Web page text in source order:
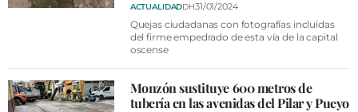
INICIAR SESIÓN
ACTUALIDADDH31/01/2024
Quejas ciudadanas con fotografías incluidas
del firme empedrado de esta vía de la capital
oscense
Monzón sustituye 600 metros de
tubería en las avenidas del Pilar y Pueyo